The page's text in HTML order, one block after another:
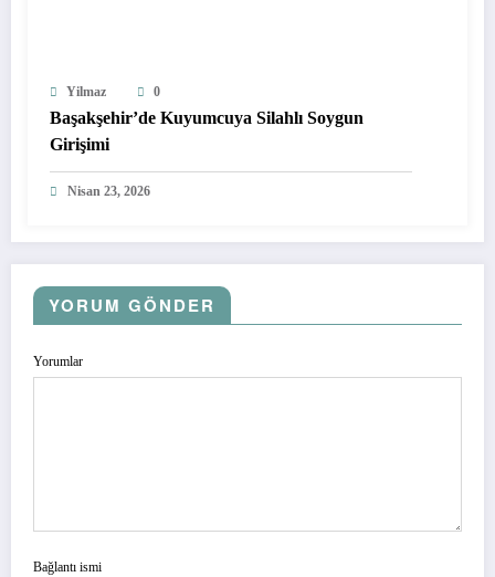
Yilmaz 0
Başakşehir’de Kuyumcuya Silahlı Soygun
Girişimi
Nisan 23, 2026
YORUM GÖNDER
Yorumlar
Bağlantı ismi